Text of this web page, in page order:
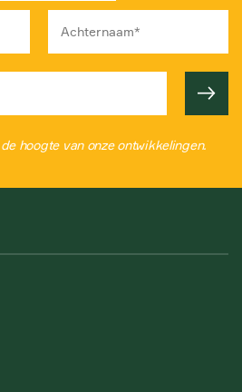
hoogte van onze ontwikkelingen.